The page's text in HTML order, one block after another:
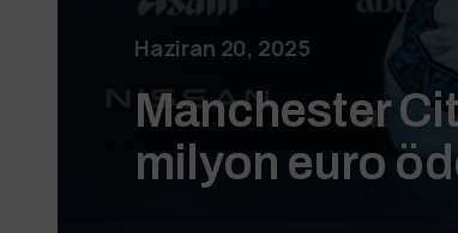
Haziran 20, 2025
Manchester
milyon euro